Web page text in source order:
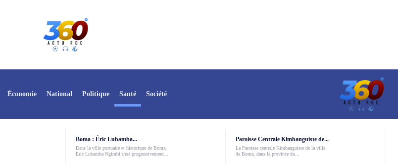
Économie National Politique Santé Société
Boma : Éric Lubamba...
Dans la ville portuaire et historique de Boma,
Éric Lubamba Ngimbi s'est progressivement...
Paroisse Centrale Kimbanguiste de...
La Paroisse centrale Kimbanguiste de la ville
de Boma, dans la province du...